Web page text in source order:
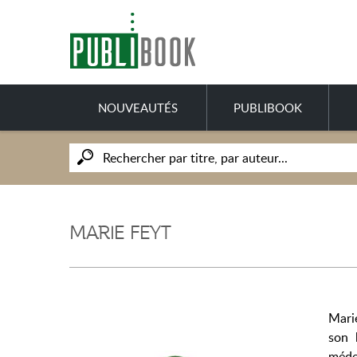
NOUVEAUTÉS PUBLIBOOK
MARIE FEYT
son